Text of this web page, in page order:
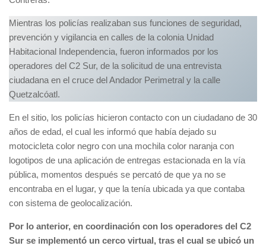
Mientras los policías realizaban sus funciones de seguridad,
prevención y vigilancia en calles de la colonia Unidad
Habitacional Independencia, fueron informados por los
operadores del C2 Sur, de la solicitud de una entrevista
ciudadana en el cruce del Andador Perimetral y la calle
Quetzalcóatl.
En el sitio, los policías hicieron contacto con un ciudadano de 30
años de edad, el cual les informó que había dejado su
motocicleta color negro con una mochila color naranja con
logotipos de una aplicación de entregas estacionada en la vía
pública, momentos después se percató de que ya no se
encontraba en el lugar, y que la tenía ubicada ya que contaba
con sistema de geolocalización.
Por lo anterior, en coordinación con los operadores del C2
Sur se implementó un cerco virtual, tras el cual se ubicó un